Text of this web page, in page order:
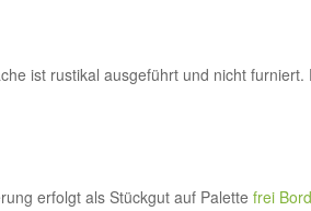
ist rustikal ausgeführt und nicht furniert.
erfolgt als Stückgut auf Palette frei